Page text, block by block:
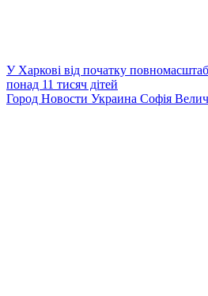
У Харкові від початку
понад 11 тисяч дітей
Город Новости Украина Софія